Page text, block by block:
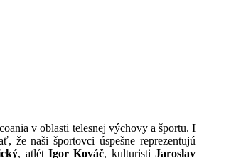
v oblasti telesnej výchovy a športu. I
že naši športovci úspešne reprezentujú
, atlét Igor Kováč, kulturistiJaroslav